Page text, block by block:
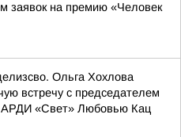
заявок на премию «Человек
Ольга Хохлова
встречу с председателем
«Свет» Любовью Кац